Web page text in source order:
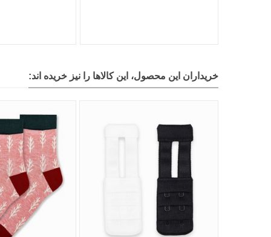
خریداران این محصول، این کالاها را نیز خریده اند: